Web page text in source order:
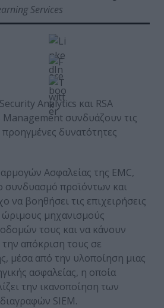
Services
Analytics και RSA
συνδυάζουν τις
προηγμένες δυνατότητες
Ασφαλείας της EMC,
συνδυασμό προϊόντων και
να βοηθήσει τις επιχειρήσεις
μηχανισμούς
τους και να κάνουν
απόκριση τους σε
μέσα από την υλοποίηση μιας
ασφαλείας, η οποία
την ικανοποίηση των
SIEM.